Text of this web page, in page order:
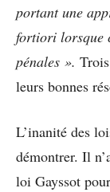
portant une
fortiori lorsque
pénales ».
leurs bonnes
L’inanité des
démontrer. Il
loi Gayssot